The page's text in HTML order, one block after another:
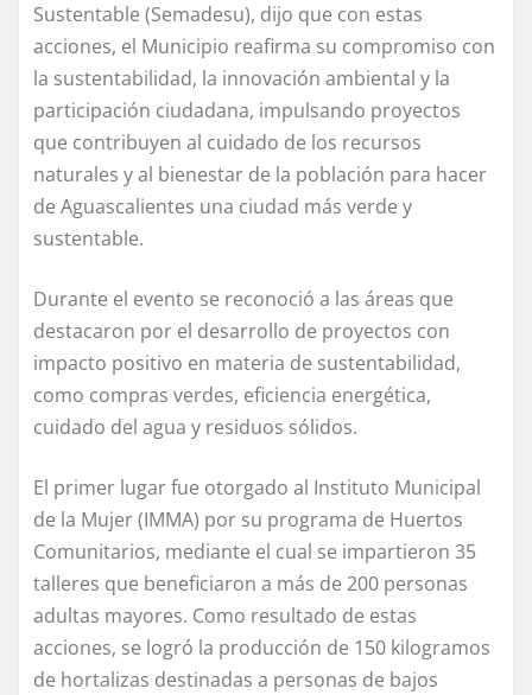
Sustentable (Semadesu), dijo que con estas
acciones, el Municipio reafirma su compromiso con
la sustentabilidad, la innovación ambiental y la
participación ciudadana, impulsando proyectos
que contribuyen al cuidado de los recursos
naturales y al bienestar de la población para hacer
de Aguascalientes una ciudad más verde y
sustentable.
Durante el evento se reconoció a las áreas que
destacaron por el desarrollo de proyectos con
impacto positivo en materia de sustentabilidad,
como compras verdes, eficiencia energética,
cuidado del agua y residuos sólidos.
El primer lugar fue otorgado al Instituto Municipal
de la Mujer (IMMA) por su programa de Huertos
Comunitarios, mediante el cual se impartieron 35
talleres que beneficiaron a más de 200 personas
adultas mayores. Como resultado de estas
acciones, se logró la producción de 150 kilogramos
de hortalizas destinadas a personas de bajos